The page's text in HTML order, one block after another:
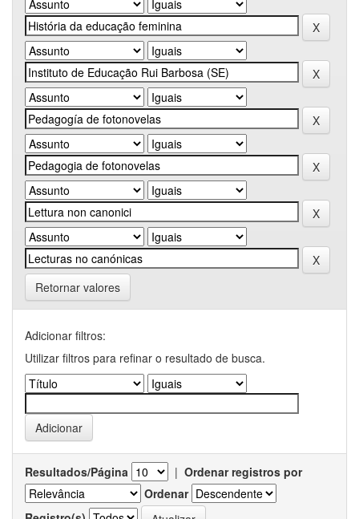
Retornar valores
Adicionar filtros:
Utilizar filtros para refinar o resultado de busca.
Resultados/Página | Ordenar registros por
Ordenar